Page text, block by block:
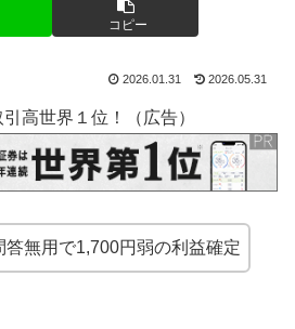
コピー
2026.01.31 2026.05.31
高世界１位！（広告）
答無用で1,700円弱の利益確定